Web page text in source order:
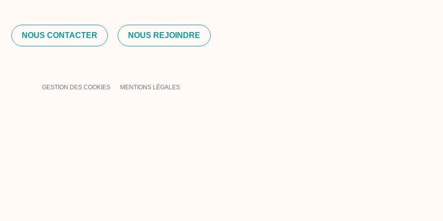
NOUS CONTACTER NOUS REJOINDRE
GESTION DES COOKIES MENTIONS LÉGALES